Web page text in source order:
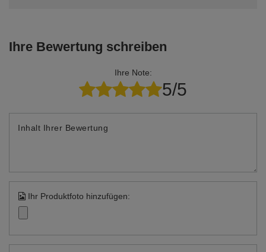
Ihre Bewertung schreiben
Ihre Note:
5/5
Inhalt Ihrer Bewertung
Ihr Produktfoto hinzufügen: